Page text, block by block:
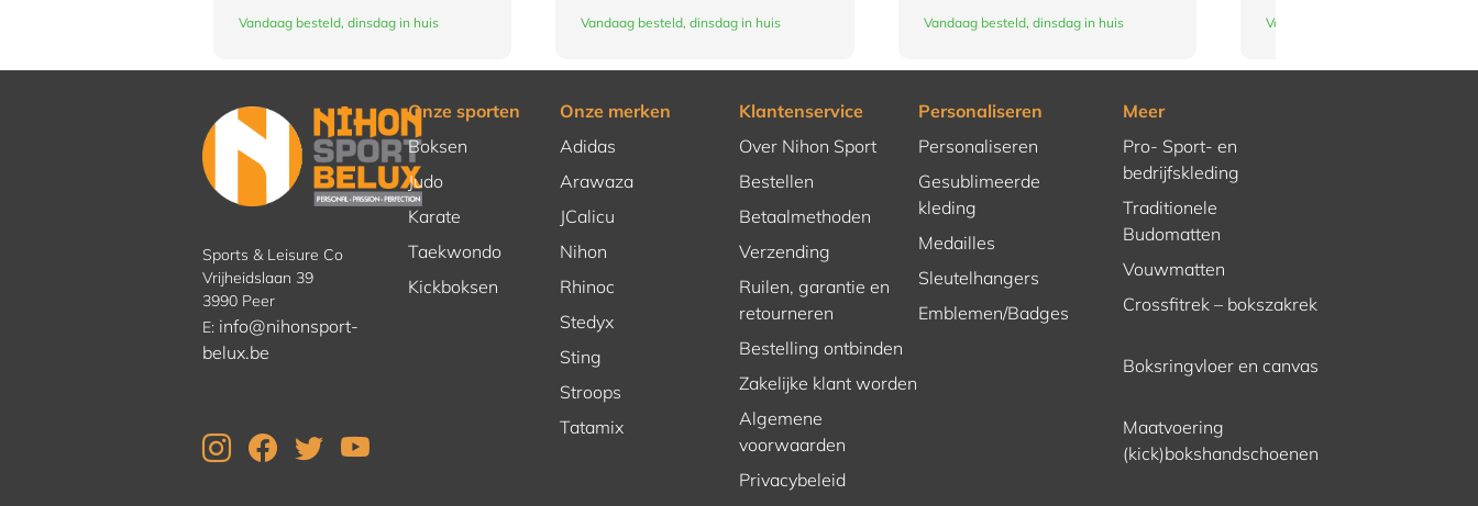
Vandaag besteld, dinsdag in huis Vandaag besteld, dinsdag in huis Vandaag besteld, dinsdag in huis Vandaag besteld, dinsdag in huis
Sports & Leisure Co
Vrijheidslaan 39
3990 Peer
E: info@nihonsport-
belux.be
Onze sporten
Boksen
Judo
Karate
Taekwondo
Kickboksen
Onze merken
Adidas
Arawaza
JCalicu
Nihon
Rhinoc
Stedyx
Sting
Stroops
Tatamix
Klantenservice
Over Nihon Sport
Bestellen
Betaalmethoden
Verzending
Ruilen, garantie en
retourneren
Bestelling ontbinden
Zakelijke klant worden
Algemene
voorwaarden
Privacybeleid
Personaliseren
Personaliseren
Gesublimeerde
kleding
Medailles
Sleutelhangers
Emblemen/Badges
Meer
Pro- Sport- en
bedrijfskleding
Traditionele
Budomatten
Vouwmatten
Crossfitrek – bokszakrek
Boksringvloer en canvas
Maatvoering
(kick)bokshandschoenen